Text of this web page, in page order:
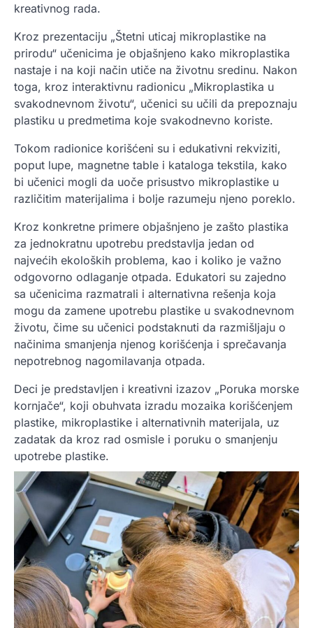
kreativnog rada.
Kroz prezentaciju „Štetni uticaj mikroplastike na
prirodu“ učenicima je objašnjeno kako mikroplastika
nastaje i na koji način utiče na životnu sredinu. Nakon
toga, kroz interaktivnu radionicu „Mikroplastika u
svakodnevnom životu“, učenici su učili da prepoznaju
plastiku u predmetima koje svakodnevno koriste.
Tokom radionice korišćeni su i edukativni rekviziti,
poput lupe, magnetne table i kataloga tekstila, kako
bi učenici mogli da uoče prisustvo mikroplastike u
različitim materijalima i bolje razumeju njeno poreklo.
Kroz konkretne primere objašnjeno je zašto plastika
za jednokratnu upotrebu predstavlja jedan od
najvećih ekoloških problema, kao i koliko je važno
odgovorno odlaganje otpada. Edukatori su zajedno
sa učenicima razmatrali i alternativna rešenja koja
mogu da zamene upotrebu plastike u svakodnevnom
životu, čime su učenici podstaknuti da razmišljaju o
načinima smanjenja njenog korišćenja i sprečavanja
nepotrebnog nagomilavanja otpada.
Deci je predstavljen i kreativni izazov „Poruka morske
kornjače“, koji obuhvata izradu mozaika korišćenjem
plastike, mikroplastike i alternativnih materijala, uz
zadatak da kroz rad osmisle i poruku o smanjenju
upotrebe plastike.